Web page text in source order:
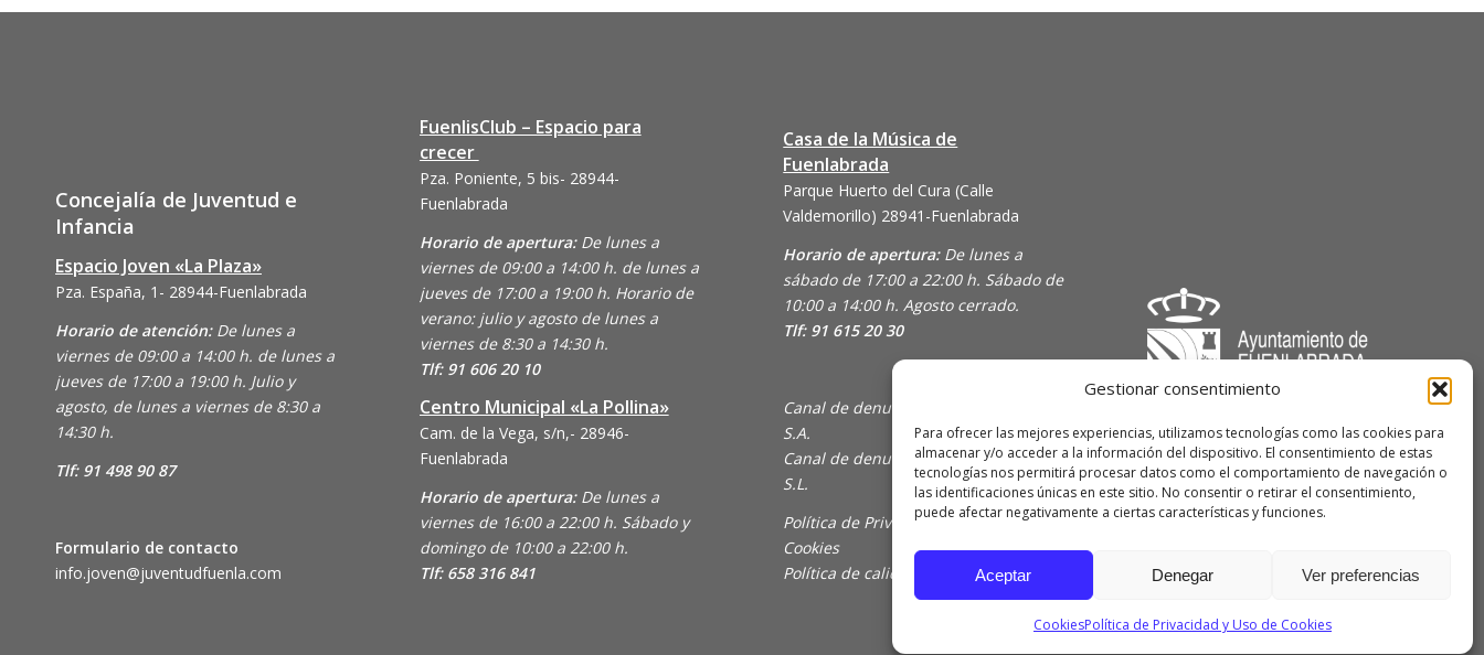
Gestionar consentimiento
Para ofrecer las mejores experiencias, utilizamos tecnologías como las cookies para
almacenar y/o acceder a la información del dispositivo. El consentimiento de estas
tecnologías nos permitirá procesar datos como el comportamiento de navegación o
las identificaciones únicas en este sitio. No consentir o retirar el consentimiento,
puede afectar negativamente a ciertas características y funciones.
Aceptar Denegar Ver preferencias
CookiesPolítica de Privacidad y Uso de Cookies
Concejalía de Juventud e
Infancia
Espacio Joven «La Plaza»
Pza. España, 1- 28944-Fuenlabrada
Horario de atención: De lunes a
viernes de 09:00 a 14:00 h. de lunes a
jueves de 17:00 a 19:00 h. Julio y
agosto, de lunes a viernes de 8:30 a
14:30 h.
Tlf: 91 498 90 87
Formulario de contacto
info.joven@juventudfuenla.com
FuenlisClub – Espacio para
crecer
Pza. Poniente, 5 bis- 28944-
Fuenlabrada
Horario de apertura:De lunes a
viernes de 09:00 a 14:00 h. de lunes a
jueves de 17:00 a 19:00 h. Horario de
verano: julio y agosto de lunes a
viernes de 8:30 a 14:30 h.
Tlf: 91 606 20 10
Centro Municipal «La Pollina»
Cam. de la Vega, s/n,- 28946-
Fuenlabrada
Horario de apertura: De lunes a
viernes de 16:00 a 22:00 h. Sábado y
domingo de 10:00 a 22:00 h.
Tlf: 658 316 841
Casa de la Música de
Fuenlabrada
Parque Huerto del Cura (Calle
Valdemorillo) 28941-Fuenlabrada
Horario de apertura: De lunes a
sábado de 17:00 a 22:00 h. Sábado de
10:00 a 14:00 h. Agosto cerrado.
Tlf: 91 615 20 30
Canal de denuncias de Animajoven
S.A.
Canal de denuncias de En Clave Joven
S.L.
Política de Privacidad y Uso de
Cookies
Política de calidad